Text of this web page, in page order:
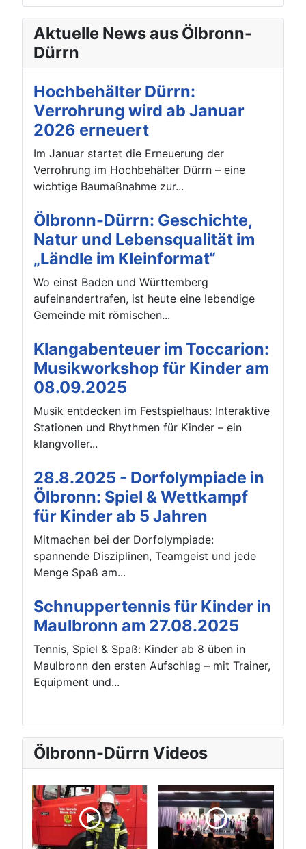
Aktuelle News aus Ölbronn-
Dürrn
Hochbehälter Dürrn:
Verrohrung wird ab Januar
2026 erneuert
Im Januar startet die Erneuerung der
Verrohrung im Hochbehälter Dürrn – eine
wichtige Baumaßnahme zur...
Ölbronn-Dürrn: Geschichte,
Natur und Lebensqualität im
„Ländle im Kleinformat“
Wo einst Baden und Württemberg
aufeinandertrafen, ist heute eine lebendige
Gemeinde mit römischen...
Klangabenteuer im Toccarion:
Musikworkshop für Kinder am
08.09.2025
Musik entdecken im Festspielhaus: Interaktive
Stationen und Rhythmen für Kinder – ein
klangvoller...
28.8.2025 - Dorfolympiade in
Ölbronn: Spiel & Wettkampf
für Kinder ab 5 Jahren
Mitmachen bei der Dorfolympiade:
spannende Disziplinen, Teamgeist und jede
Menge Spaß am...
Schnuppertennis für Kinder in
Maulbronn am 27.08.2025
Tennis, Spiel & Spaß: Kinder ab 8 üben in
Maulbronn den ersten Aufschlag – mit Trainer,
Equipment und...
Ölbronn-Dürrn Videos